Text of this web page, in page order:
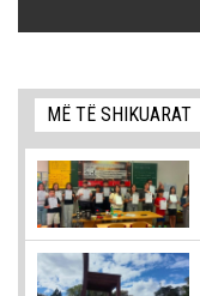
MË TË SHIKUARAT